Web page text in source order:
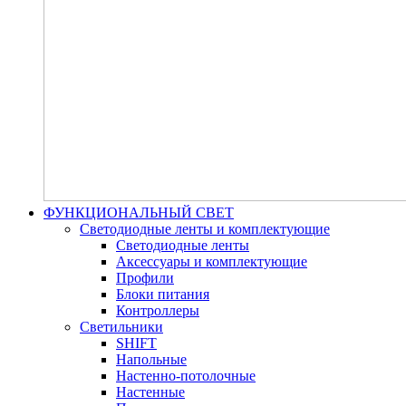
ФУНКЦИОНАЛЬНЫЙ СВЕТ
Светодиодные ленты и комплектующие
Светодиодные ленты
Аксессуары и комплектующие
Профили
Блоки питания
Контроллеры
Светильники
SHIFT
Напольные
Настенно-потолочные
Настенные